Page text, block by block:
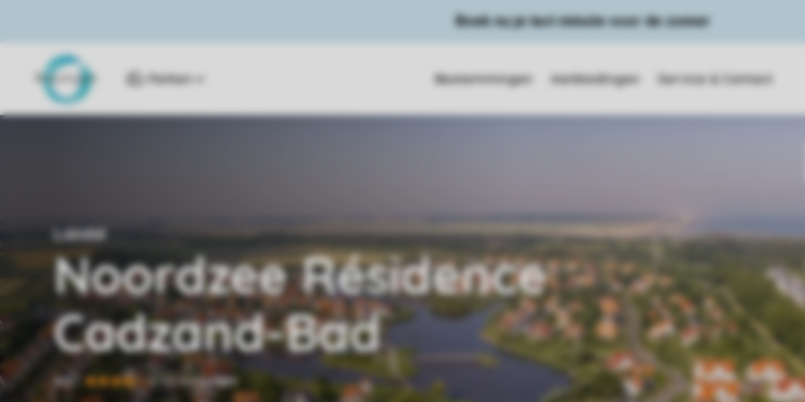
Boek nu je last minute voor de zomer
Parken Bestemmingen Aanbiedingen Service & Contact